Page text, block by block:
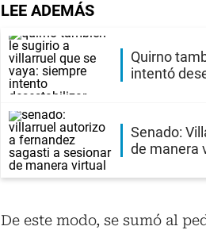
LEE ADEMÁS
Quirno
intentó
Senado:
de manera
De este modo, se sumó al